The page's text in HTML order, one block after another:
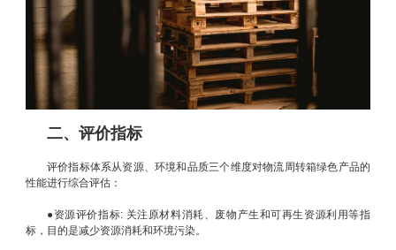
二、评价指标
评价指标体系从资源、环境和品质三个维度对物流周转箱绿色产品的
性能进行综合评估：
●资源评价指标: 关注原材料消耗、废物产生和可再生资源利用等指
标，目的是减少资源消耗和环境污染。